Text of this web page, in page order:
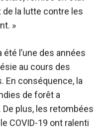
la lutte contre les
»
été l’une des années
au cours des
En conséquence, la
de forêt a
plus, les retombées
COVID-19 ont ralenti